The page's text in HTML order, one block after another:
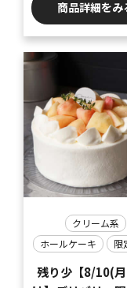
商品詳細をみ
クリーム系
ホールケーキ
限
残り少【8/10(